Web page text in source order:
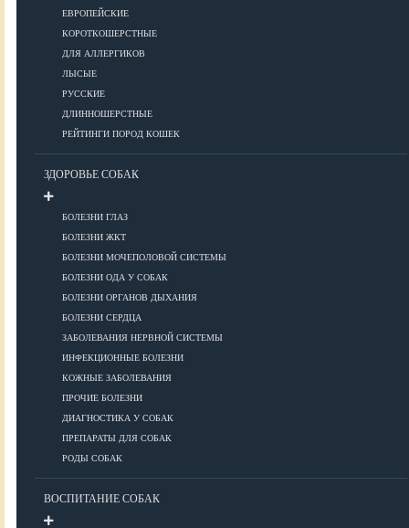
ЕВРОПЕЙСКИЕ
КОРОТКОШЕРСТНЫЕ
ДЛЯ АЛЛЕРГИКОВ
ЛЫСЫЕ
РУССКИЕ
ДЛИННОШЕРСТНЫЕ
РЕЙТИНГИ ПОРОД КОШЕК
ЗДОРОВЬЕ СОБАК
БОЛЕЗНИ ГЛАЗ
БОЛЕЗНИ ЖКТ
БОЛЕЗНИ МОЧЕПОЛОВОЙ СИСТЕМЫ
БОЛЕЗНИ ОДА У СОБАК
БОЛЕЗНИ ОРГАНОВ ДЫХАНИЯ
БОЛЕЗНИ СЕРДЦА
ЗАБОЛЕВАНИЯ НЕРВНОЙ СИСТЕМЫ
ИНФЕКЦИОННЫЕ БОЛЕЗНИ
КОЖНЫЕ ЗАБОЛЕВАНИЯ
ПРОЧИЕ БОЛЕЗНИ
ДИАГНОСТИКА У СОБАК
ПРЕПАРАТЫ ДЛЯ СОБАК
РОДЫ СОБАК
ВОСПИТАНИЕ СОБАК
Корма супер-премиум класса
Корма холистик класса
Корма эконом класса
ПИТАНИЕ
Кормление котят
Кормление кошек
Диетическое и лечебное кормление
ПОРОДЫ
Европейские
Короткошерстные
Для аллергиков
Лысые
Русские